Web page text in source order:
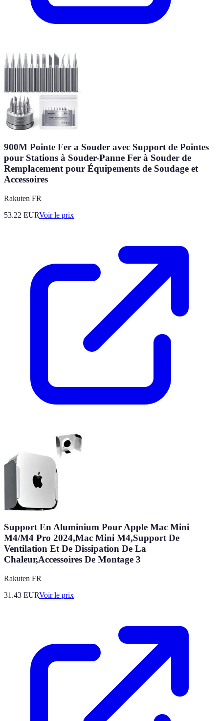
900M Pointe Fer a Souder avec Support de Pointes
pour Stations à Souder-Panne Fer à Souder de
Remplacement pour Équipements de Soudage et
Accessoires
Rakuten FR
53.22 EURVoir le prix
Support En Aluminium Pour Apple Mac Mini
M4/M4 Pro 2024,Mac Mini M4,Support De
Ventilation Et De Dissipation De La
Chaleur,Accessoires De Montage 3
Rakuten FR
31.43 EURVoir le prix